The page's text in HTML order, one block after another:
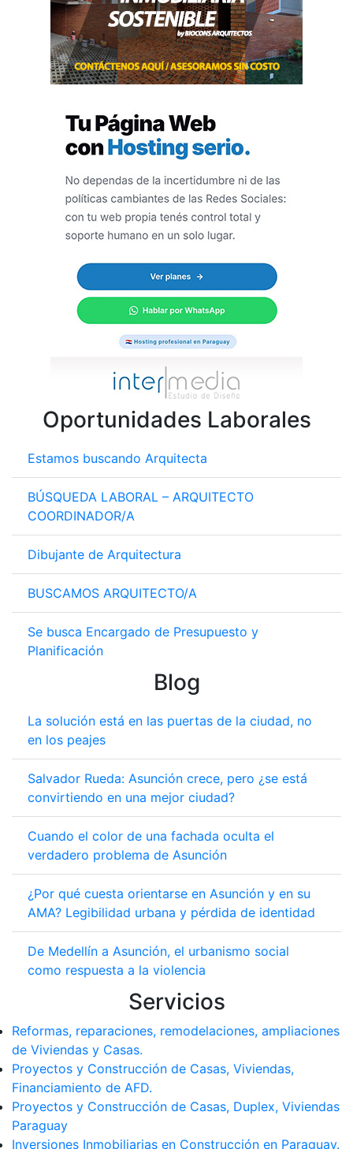
Oportunidades Laborales
Estamos buscando Arquitecta
BÚSQUEDA LABORAL – ARQUITECTO
COORDINADOR/A
Dibujante de Arquitectura
BUSCAMOS ARQUITECTO/A
Se busca Encargado de Presupuesto y
Planificación
Blog
La solución está en las puertas de la ciudad, no
en los peajes
Salvador Rueda: Asunción crece, pero ¿se está
convirtiendo en una mejor ciudad?
Cuando el color de una fachada oculta el
verdadero problema de Asunción
¿Por qué cuesta orientarse en Asunción y en su
AMA? Legibilidad urbana y pérdida de identidad
De Medellín a Asunción, el urbanismo social
como respuesta a la violencia
Servicios
Reformas, reparaciones, remodelaciones, ampliaciones
de Viviendas y Casas.
Proyectos y Construcción de Casas, Viviendas,
Financiamiento de AFD.
Proyectos y Construcción de Casas, Duplex, Viviendas
Paraguay
Inversiones Inmobiliarias en Construcción en Paraguay.